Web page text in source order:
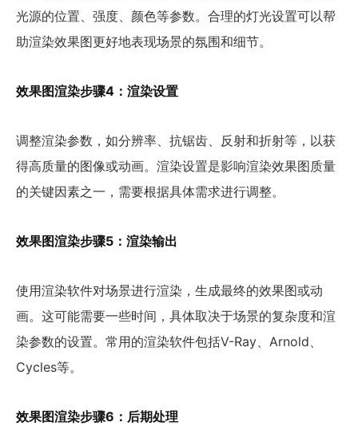
光源的位置、强度、颜色等参数。合理的灯光设置可以帮
助渲染效果图更好地表现场景的氛围和细节。
效果图渲染步骤4：渲染设置
调整渲染参数，如分辨率、抗锯齿、反射和折射等，以获
得高质量的图像或动画。渲染设置是影响渲染效果图质量
的关键因素之一，需要根据具体需求进行调整。
效果图渲染步骤5：渲染输出
使用渲染软件对场景进行渲染，生成最终的效果图或动
画。这可能需要一些时间，具体取决于场景的复杂度和渲
染参数的设置。常用的渲染软件包括V-Ray、Arnold、
Cycles等。
效果图渲染步骤6：后期处理